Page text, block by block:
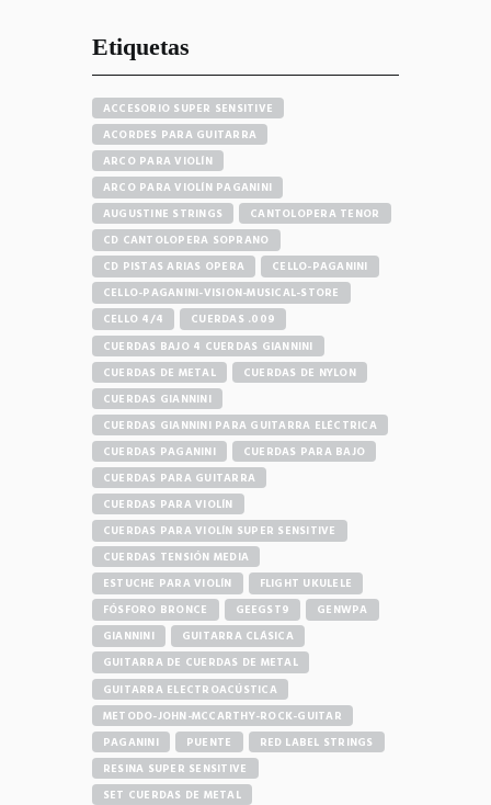
Etiquetas
ACCESORIO SUPER SENSITIVE
ACORDES PARA GUITARRA
ARCO PARA VIOLÍN
ARCO PARA VIOLÍN PAGANINI
AUGUSTINE STRINGS
CANTOLOPERA TENOR
CD CANTOLOPERA SOPRANO
CD PISTAS ARIAS OPERA
CELLO-PAGANINI
CELLO-PAGANINI-VISION-MUSICAL-STORE
CELLO 4/4
CUERDAS .009
CUERDAS BAJO 4 CUERDAS GIANNINI
CUERDAS DE METAL
CUERDAS DE NYLON
CUERDAS GIANNINI
CUERDAS GIANNINI PARA GUITARRA ELÉCTRICA
CUERDAS PAGANINI
CUERDAS PARA BAJO
CUERDAS PARA GUITARRA
CUERDAS PARA VIOLÍN
CUERDAS PARA VIOLÍN SUPER SENSITIVE
CUERDAS TENSIÓN MEDIA
ESTUCHE PARA VIOLÍN
FLIGHT UKULELE
FÓSFORO BRONCE
GEEGST9
GENWPA
GIANNINI
GUITARRA CLÁSICA
GUITARRA DE CUERDAS DE METAL
GUITARRA ELECTROACÚSTICA
METODO-JOHN-MCCARTHY-ROCK-GUITAR
PAGANINI
PUENTE
RED LABEL STRINGS
RESINA SUPER SENSITIVE
SET CUERDAS DE METAL